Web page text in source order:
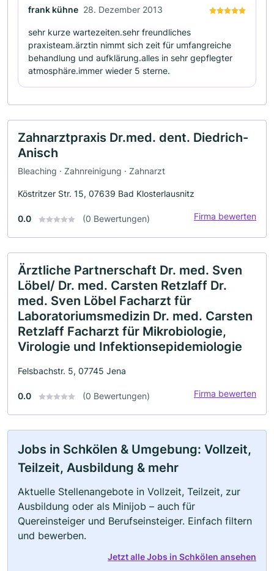
frank kühne 28. Dezember 2013
sehr kurze wartezeiten.sehr freundliches
praxisteam.ärztin nimmt sich zeit für umfangreiche
behandlung und aufklärung.alles in sehr gepflegter
atmosphäre.immer wieder 5 sterne.
Zahnarztpraxis Dr.med. dent. Diedrich-
Anisch
Bleaching · Zahnreinigung · Zahnarzt
Köstritzer Str. 15, 07639 Bad Klosterlausnitz
0.0 (0 Bewertungen) Firma bewerten
Ärztliche Partnerschaft Dr. med. Sven
Löbel/ Dr. med. Carsten Retzlaff Dr.
med. Sven Löbel Facharzt für
Laboratoriumsmedizin Dr. med. Carsten
Retzlaff Facharzt für Mikrobiologie,
Virologie und Infektionsepidemiologie
Felsbachstr. 5, 07745 Jena
0.0 (0 Bewertungen) Firma bewerten
Jobs in Schkölen & Umgebung: Vollzeit,
Teilzeit, Ausbildung & mehr
Aktuelle Stellenangebote in Vollzeit, Teilzeit, zur
Ausbildung oder als Minijob – auch für
Quereinsteiger und Berufseinsteiger. Einfach filtern
und bewerben.
Jetzt alle Jobs in Schkölen ansehen